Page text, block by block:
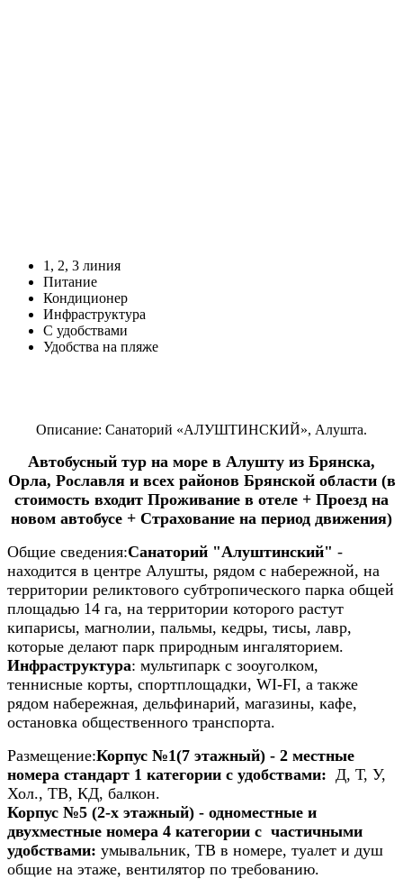
1, 2, 3 линия
Питание
Кондиционер
Инфраструктура
С удобствами
Удобства на пляже
Описание: Санаторий «АЛУШТИНСКИЙ», Алушта.
Автобусный тур на море в Алушту из Брянска,
Орла, Рославля и всех районов Брянской области (в
стоимость входит Проживание в отеле + Проезд на
новом автобусе + Страхование на период движения)
Общие сведения:Санаторий "Алуштинский" -
находится в центре Алушты, рядом с набережной, на
территории реликтового субтропического парка общей
площадью 14 га, на территории которого растут
кипарисы, магнолии, пальмы, кедры, тисы, лавр,
которые делают парк природным ингаляторием.
Инфраструктура: мультипарк с зооуголком,
теннисные корты, спортплощадки, WI-FI, а также
рядом набережная, дельфинарий, магазины, кафе,
остановка общественного транспорта.
Размещение:Корпус №1(7 этажный) - 2 местные
номера стандарт 1 категории с удобствами: Д, Т, У,
Хол., ТВ, КД, балкон.
Корпус №5 (2-х этажный) - одноместные и
двухместные номера 4 категории с частичными
удобствами: умывальник, ТВ в номере, туалет и душ
общие на этаже, вентилятор по требованию.